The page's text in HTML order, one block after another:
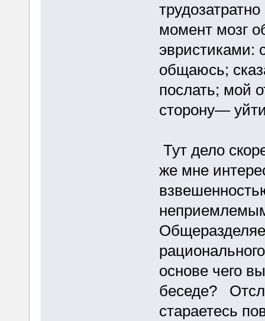
момент мозг
общаюсь;
послать; мой
сторону—
Тут дело
же мне
основе чего
беседе?
стараетесь